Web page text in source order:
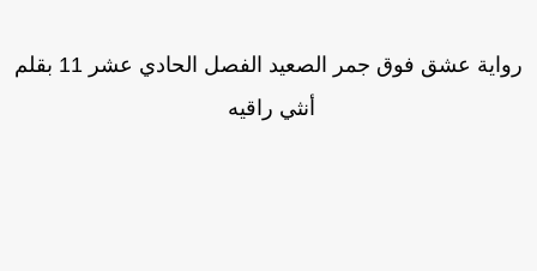
رواية عشق فوق جمر الصعيد الفصل الحادي عشر 11 بقلم
أنثي راقيه